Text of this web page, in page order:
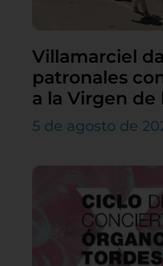
Villamarciel
patronales
a la Virgen de
5 de agosto de